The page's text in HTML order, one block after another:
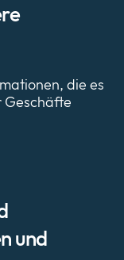
die es
Geschäfte
und